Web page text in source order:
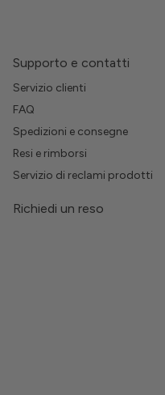
Supporto e contatti
Servizio clienti
FAQ
Spedizioni e consegne
Resi e rimborsi
Servizio di reclami prodotti
Richiedi un reso